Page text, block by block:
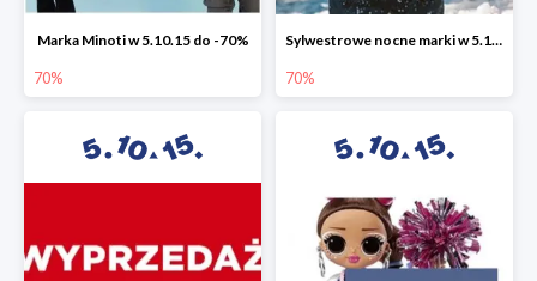
Marka Minoti w 5.10.15 do -70%
70%
Sylwestrowe nocne marki w 5.10.15 do -70%
70%